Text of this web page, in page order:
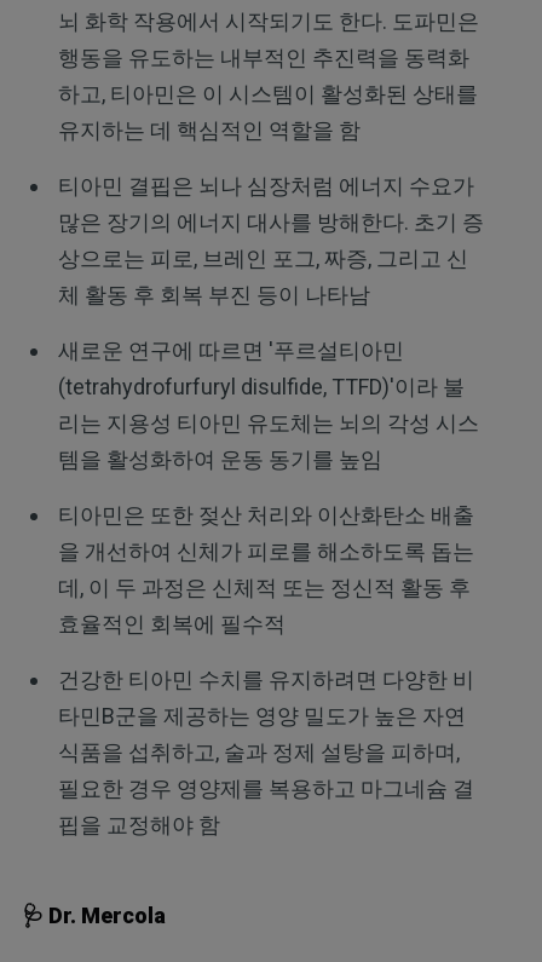
뇌 화학 작용에서 시작되기도 한다. 도파민은
행동을 유도하는 내부적인 추진력을 동력화
하고, 티아민은 이 시스템이 활성화된 상태를
유지하는 데 핵심적인 역할을 함
티아민 결핍은 뇌나 심장처럼 에너지 수요가
많은 장기의 에너지 대사를 방해한다. 초기 증
상으로는 피로, 브레인 포그, 짜증, 그리고 신
체 활동 후 회복 부진 등이 나타남
새로운 연구에 따르면 '푸르설티아민
(tetrahydrofurfuryl disulfide, TTFD)'이라 불
리는 지용성 티아민 유도체는 뇌의 각성 시스
템을 활성화하여 운동 동기를 높임
티아민은 또한 젖산 처리와 이산화탄소 배출
을 개선하여 신체가 피로를 해소하도록 돕는
데, 이 두 과정은 신체적 또는 정신적 활동 후
효율적인 회복에 필수적
건강한 티아민 수치를 유지하려면 다양한 비
타민B군을 제공하는 영양 밀도가 높은 자연
식품을 섭취하고, 술과 정제 설탕을 피하며,
필요한 경우 영양제를 복용하고 마그네슘 결
핍을 교정해야 함
🩺 Dr. Mercola